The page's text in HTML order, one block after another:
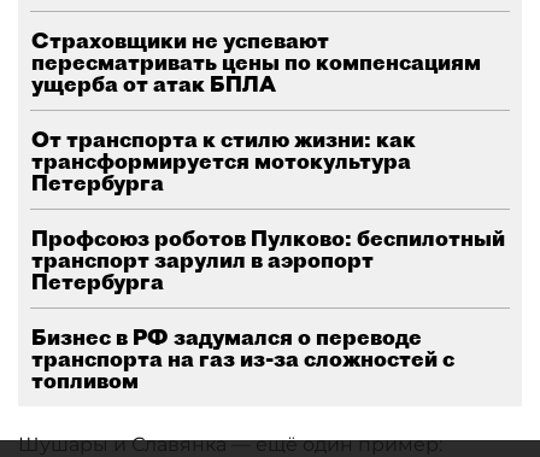
Страховщики не успевают
пересматривать цены по компенсациям
ущерба от атак БПЛА
От транспорта к стилю жизни: как
трансформируется мотокультура
Петербурга
Профсоюз роботов Пулково: беспилотный
транспорт зарулил в аэропорт
Петербурга
Бизнес в РФ задумался о переводе
транспорта на газ из-за сложностей с
топливом
Шушары и Славянка — ещё один пример: